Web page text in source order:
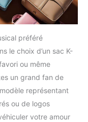
préféré
le choix d’un sac K-
ou même
un grand fan de
représentant
ou de logos
votre amour